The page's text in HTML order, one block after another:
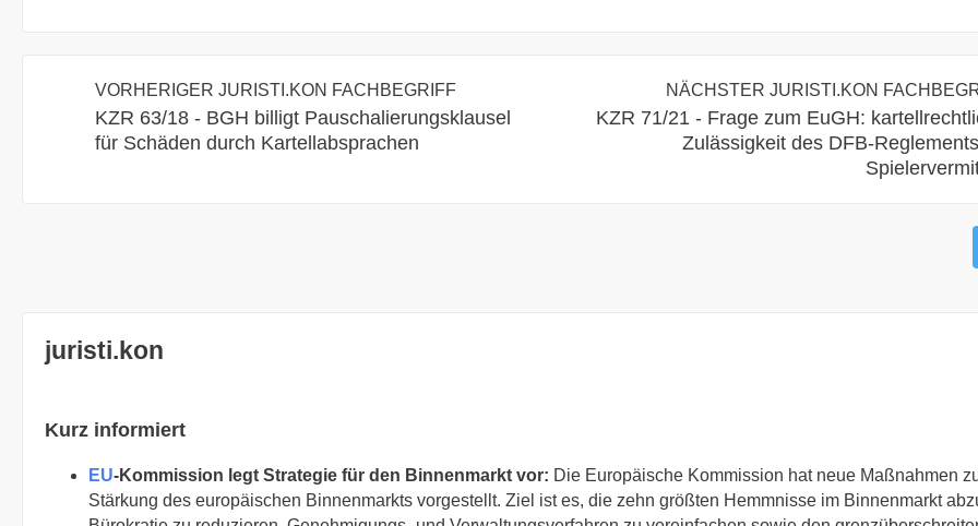
VORHERIGER JURISTI.KON FACHBEGRIFF
KZR 63/18 - BGH billigt Pauschalierungsklausel
für Schäden durch Kartellabsprachen
NÄCHSTER JURISTI.KON
KZR 71/21 - Frage zum EuGH:
Zulässigkeit des DFB-
juristi.kon
Kurz informiert
EU-Kommission legt Strategie für den Binnenmarkt vor: Die Europäische Kommission hat neue Maßnahmen
Stärkung des europäischen Binnenmarkts vorgestellt. Ziel ist es, die zehn größten Hemmnisse im Binnenmarkt